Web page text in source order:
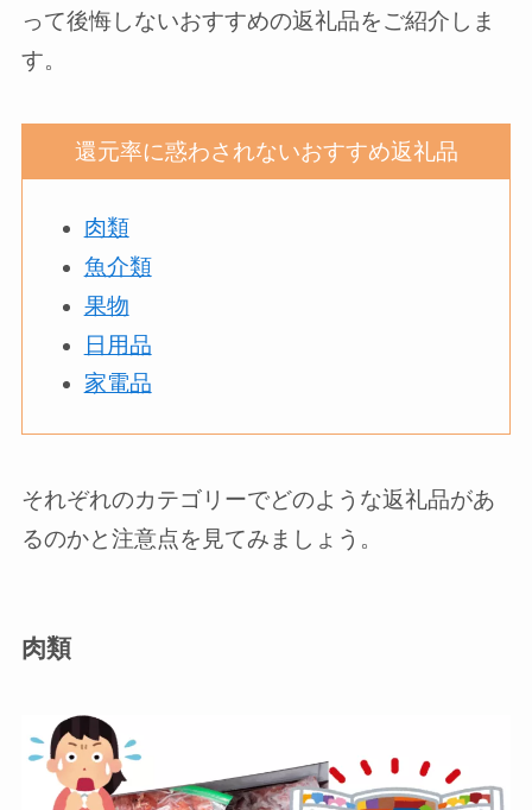
って後悔しないおすすめの返礼品をご紹介しま
す。
還元率に惑わされないおすすめ返礼品
肉類
魚介類
果物
日用品
家電品
それぞれのカテゴリーでどのような返礼品があ
るのかと注意点を見てみましょう。
肉類